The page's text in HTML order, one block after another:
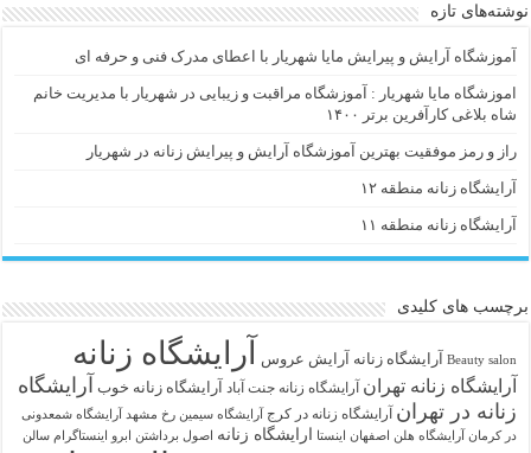
نوشته‌های تازه
آموزشگاه آرایش و پیرایش مایا شهریار با اعطای مدرک فنی و حرفه ای
اموزشگاه مایا شهریار : آموزشگاه مراقبت و زیبایی در شهریار با مدیریت خانم
شاه بلاغی کارآفرین برتر ۱۴۰۰
راز و رمز موفقیت بهترین آموزشگاه آرایش و پیرایش زنانه در شهریار
آرایشگاه زنانه منطقه ۱۲
آرایشگاه زنانه منطقه ۱۱
برچسب های کلیدی
Beauty salon آرايشگاه زنانه آرایش عروس آرایشگاه زنانه
آرایشگاه زنانه تهران آرایشگاه زنانه جنت آباد آرایشگاه زنانه خوب آرایشگاه
زنانه در تهران آرایشگاه زنانه در کرج آرایشگاه سیمین رخ مشهد
آرایشگاه شمعدونی
در کرمان آرایشگاه هلن اصفهان اینستا ارایشگاه زنانه اصول برداشتن ابرو اینستاگرام سالن